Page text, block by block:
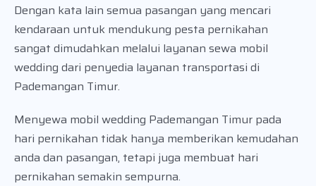
Dengan kata lain semua pasangan yang mencari
kendaraan untuk mendukung pesta pernikahan
sangat dimudahkan melalui layanan sewa mobil
wedding dari penyedia layanan transportasi di
Pademangan Timur.
Menyewa mobil wedding Pademangan Timur pada
hari pernikahan tidak hanya memberikan kemudahan
anda dan pasangan, tetapi juga membuat hari
pernikahan semakin sempurna.